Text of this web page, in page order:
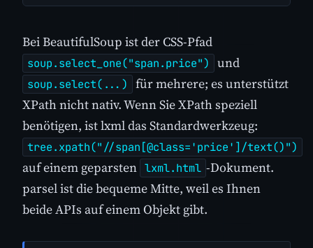
Bei BeautifulSoup ist der CSS-Pfad
soup.select_one("span.price") und
soup.select(...)
für mehrere; es unterstützt
XPath nicht nativ. Wenn Sie XPath speziell
benötigen, ist lxml das Standardwerkzeug:
tree.xpath("//span[@class='price']/text()")
auf einem geparsten lxml.html -Dokument.
parsel ist die bequeme Mitte, weil es Ihnen
beide APIs auf einem Objekt gibt.